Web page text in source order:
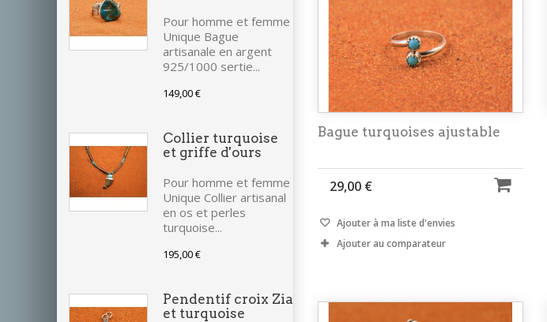
Pour homme et femme
Unique Bague
artisanale en argent
925/1000 sertie...
149,00 €
Collier turquoise
et griffe d'ours
Pour homme et femme
Unique Collier artisanal
en os et perles
turquoise...
195,00 €
Pendentif croix Zia
et turquoise
Bague turquoises ajustable
29,00 €
Ajouter à ma liste d'envies
Ajouter au comparateur